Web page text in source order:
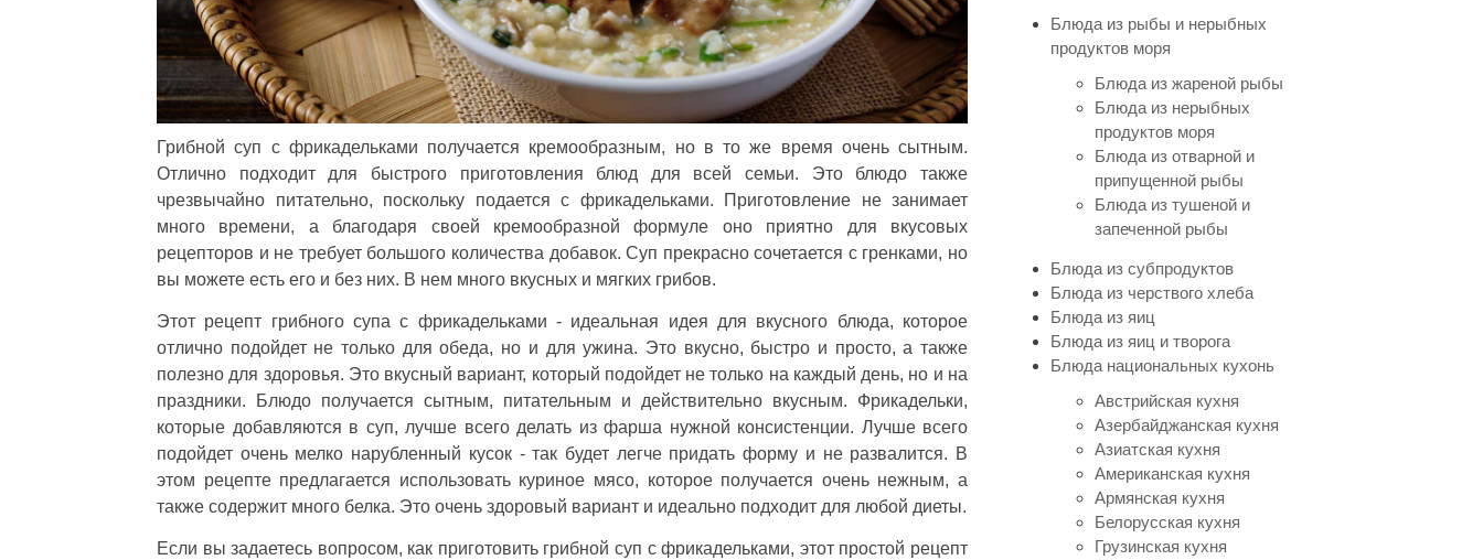
Грибной суп с фрикадельками получается кремообразным, но в то же время очень сытным.
Отлично подходит для быстрого приготовления блюд для всей семьи. Это блюдо также
чрезвычайно питательно, поскольку подается с фрикадельками. Приготовление не занимает
много времени, а благодаря своей кремообразной формуле оно приятно для вкусовых
рецепторов и не требует большого количества добавок. Суп прекрасно сочетается с гренками, но
вы можете есть его и без них. В нем много вкусных и мягких грибов.
Этот рецепт грибного супа с фрикадельками - идеальная идея для вкусного блюда, которое
отлично подойдет не только для обеда, но и для ужина. Это вкусно, быстро и просто, а также
полезно для здоровья. Это вкусный вариант, который подойдет не только на каждый день, но и на
праздники. Блюдо получается сытным, питательным и действительно вкусным. Фрикадельки,
которые добавляются в суп, лучше всего делать из фарша нужной консистенции. Лучше всего
подойдет очень мелко нарубленный кусок - так будет легче придать форму и не развалится. В
этом рецепте предлагается использовать куриное мясо, которое получается очень нежным, а
также содержит много белка. Это очень здоровый вариант и идеально подходит для любой диеты.
Если вы задаетесь вопросом, как приготовить грибной суп с фрикадельками, этот простой рецепт
Блюда из рыбы и нерыбных
продуктов моря
Блюда из жареной рыбы
Блюда из нерыбных
продуктов моря
Блюда из отварной и
припущенной рыбы
Блюда из тушеной и
запеченной рыбы
Блюда из субпродуктов
Блюда из черствого хлеба
Блюда из яиц
Блюда из яиц и творога
Блюда национальных кухонь
Австрийская кухня
Азербайджанская кухня
Азиатская кухня
Американская кухня
Армянская кухня
Белорусская кухня
Грузинская кухня